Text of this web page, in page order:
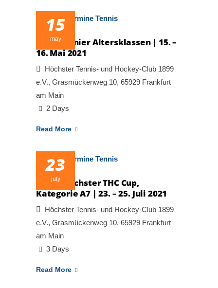
15
may
Tagesturnier Altersklassen | 15. –
16. Mai 2021
Höchster Tennis- und Hockey-Club 1899
e.V., Grasmückenweg 10, 65929 Frankfurt
am Main
2 Days
Read More
23
july
3. DTB Höchster THC Cup,
Kategorie A7 | 23. – 25. Juli 2021
Höchster Tennis- und Hockey-Club 1899
e.V., Grasmückenweg 10, 65929 Frankfurt
am Main
3 Days
Read More